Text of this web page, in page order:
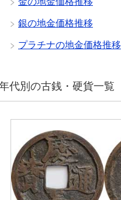
銀の地金価格推移
プラチナの地金価格推移
代別の古銭・硬貨一覧